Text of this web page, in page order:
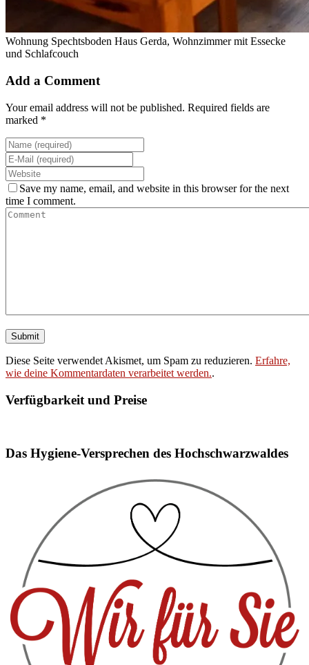
Wohnung Spechtsboden Haus Gerda, Wohnzimmer mit Essecke
und Schlafcouch
Add a Comment
Your email address will not be published. Required fields are
marked *
Save my name, email, and website in this browser for the next
time I comment.
Diese Seite verwendet Akismet, um Spam zu reduzieren. Erfahre,
wie deine Kommentardaten verarbeitet werden..
Verfügbarkeit und Preise
Das Hygiene-Versprechen des Hochschwarzwaldes